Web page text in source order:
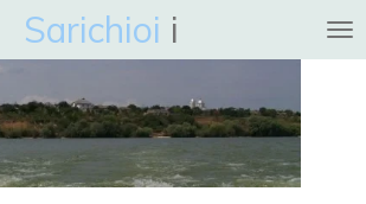
Sarichioi i